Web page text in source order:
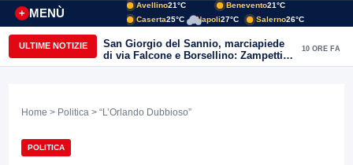
MENÙ
+
Avellino21°C Benevento21°C
Caserta25°C Napoli27°C Salerno26°C
ULTIME NOTIZIE
San Giorgio del Sannio, marciapiede
di via Falcone e Borsellino: Zampetti e
Lombardi replicano alle polemiche
10 ORE FA
Home > Politica > “L’Orlando Dubbioso”
POLITICA